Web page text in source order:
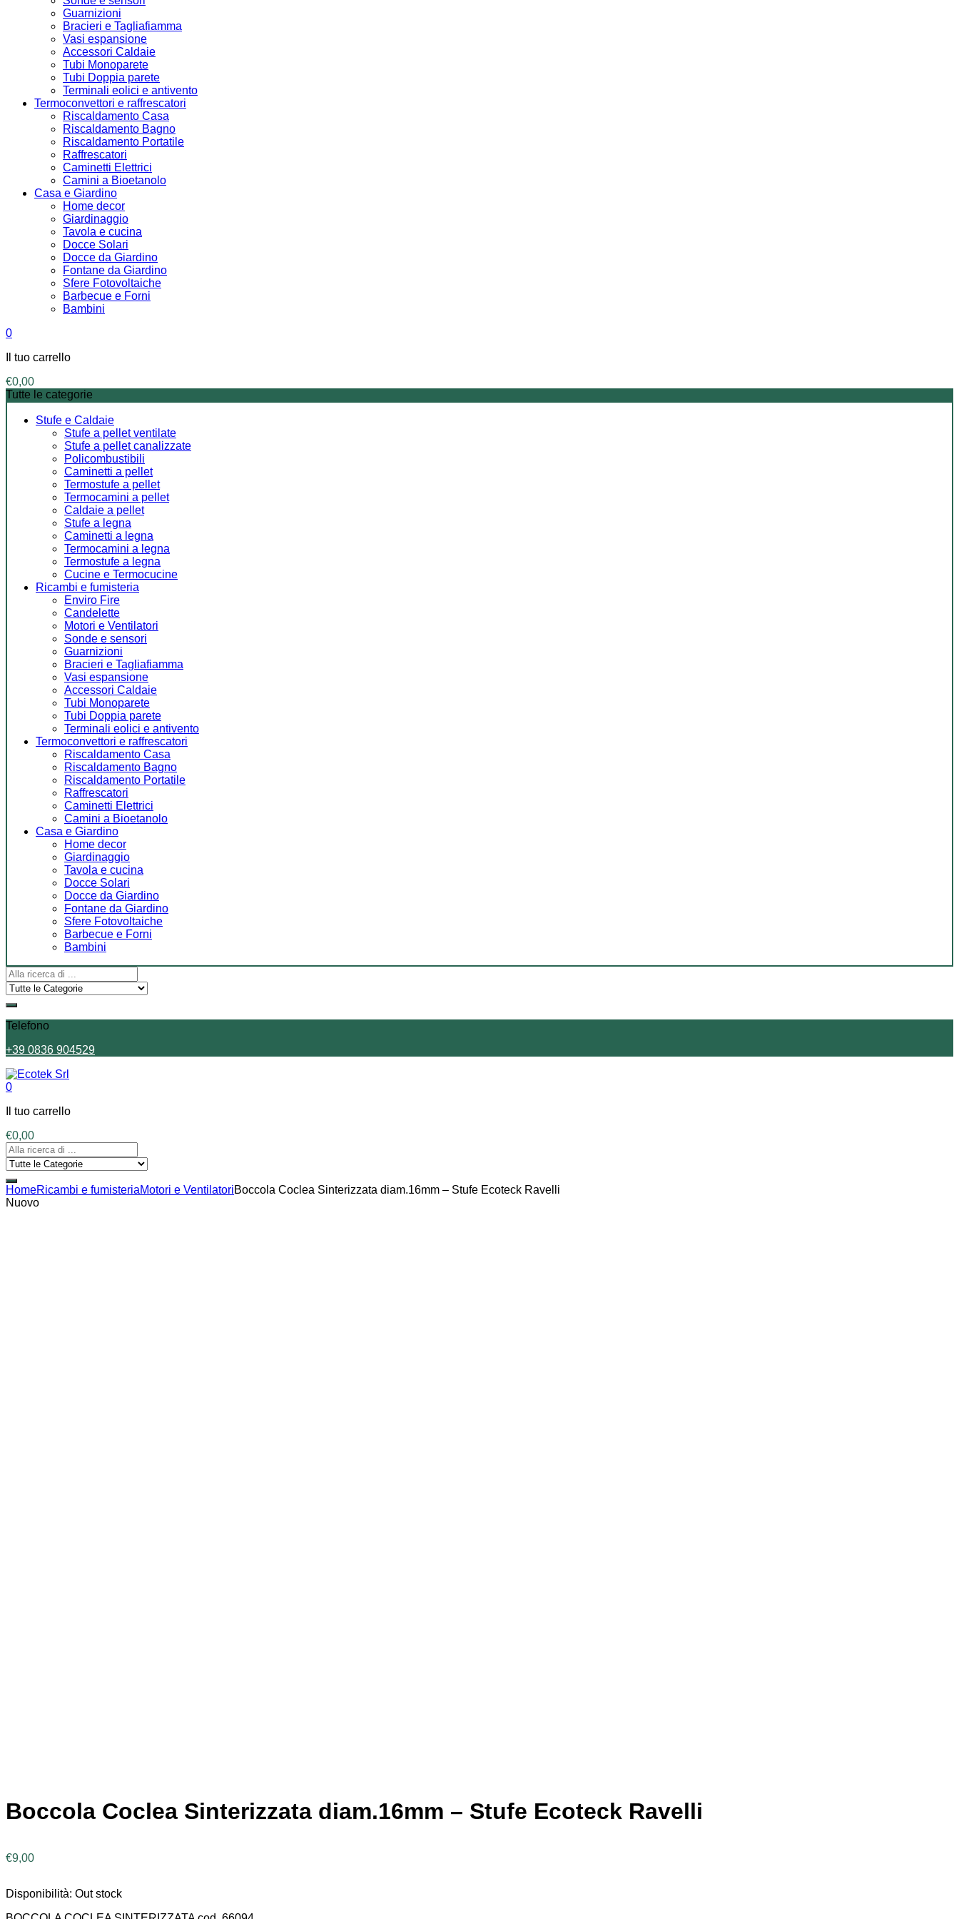
Guarnizioni
Bracieri e Tagliafiamma
Vasi espansione
Accessori Caldaie
Tubi Monoparete
Tubi Doppia parete
Terminali eolici e antivento
Termoconvettori e raffrescatori
Riscaldamento Casa
Riscaldamento Bagno
Riscaldamento Portatile
Raffrescatori
Caminetti Elettrici
Camini a Bioetanolo
Casa e Giardino
Home decor
Giardinaggio
Tavola e cucina
Docce Solari
Docce da Giardino
Fontane da Giardino
Sfere Fotovoltaiche
Barbecue e Forni
Bambini
0
Il tuo carrello
€0,00
Tutte le categorie
Stufe e Caldaie
Stufe a pellet ventilate
Stufe a pellet canalizzate
Policombustibili
Caminetti a pellet
Termostufe a pellet
Termocamini a pellet
Caldaie a pellet
Stufe a legna
Caminetti a legna
Termocamini a legna
Termostufe a legna
Cucine e Termocucine
Ricambi e fumisteria
Enviro Fire
Candelette
Motori e Ventilatori
Sonde e sensori
Guarnizioni
Bracieri e Tagliafiamma
Vasi espansione
Accessori Caldaie
Tubi Monoparete
Tubi Doppia parete
Terminali eolici e antivento
Termoconvettori e raffrescatori
Riscaldamento Casa
Riscaldamento Bagno
Riscaldamento Portatile
Raffrescatori
Caminetti Elettrici
Camini a Bioetanolo
Casa e Giardino
Home decor
Giardinaggio
Tavola e cucina
Docce Solari
Docce da Giardino
Fontane da Giardino
Sfere Fotovoltaiche
Barbecue e Forni
Bambini
Telefono
+39 0836 904529
0
Il tuo carrello
€0,00
HomeRicambi e fumisteriaMotori e VentilatoriBoccola Coclea Sinterizzata diam.16mm – Stufe Ecoteck Ravelli
Nuovo
Boccola Coclea Sinterizzata diam.16mm – Stufe Ecoteck Ravelli
€9,00
Disponibilità: Out stock